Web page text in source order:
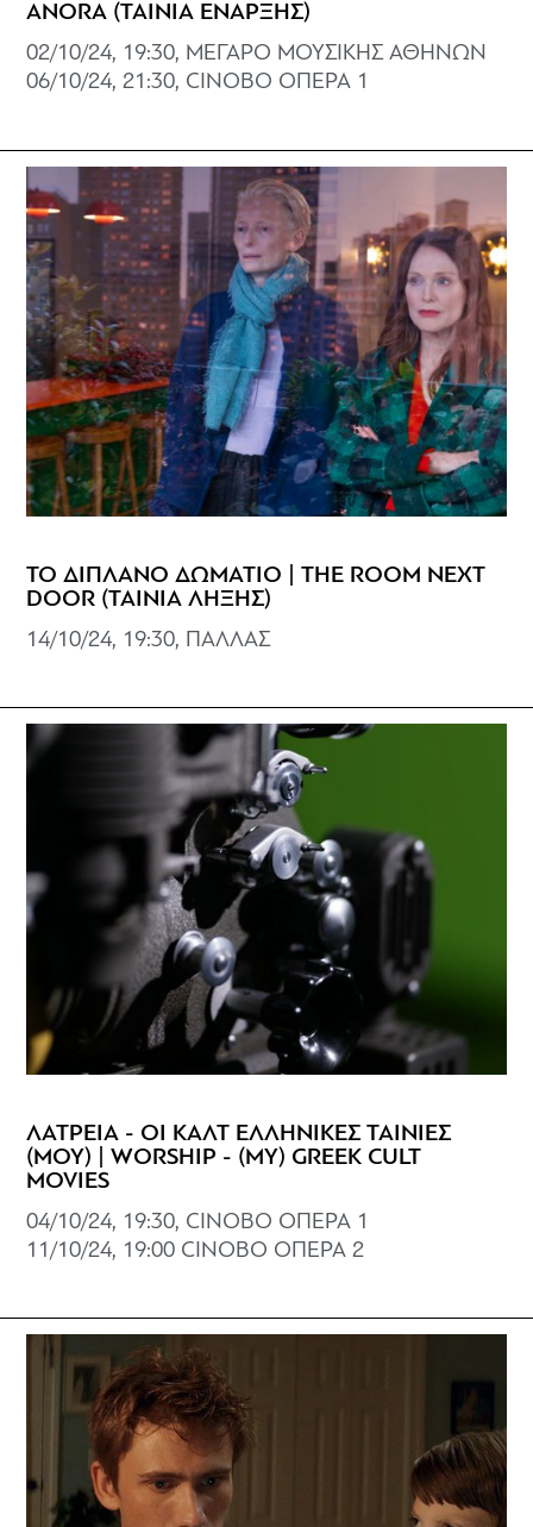
ANORA (ΤΑΙΝΙΑ ΕΝΑΡΞΗΣ)
02/10/24, 19:30, ΜΕΓΑΡΟ ΜΟΥΣΙΚΗΣ ΑΘΗΝΩΝ
06/10/24, 21:30, CINOBO ΟΠΕΡΑ 1
ΤΟ ΔΙΠΛΑΝΟ ΔΩΜΑΤΙΟ | THE ROOM NEXT
DOOR (ΤΑΙΝΙΑ ΛΗΞΗΣ)
14/10/24, 19:30, ΠΑΛΛΑΣ
ΛΑΤΡΕΙΑ - ΟΙ ΚΑΛΤ ΕΛΛΗΝΙΚΕΣ ΤΑΙΝΙΕΣ
(ΜΟΥ) | WORSHIP - (MY) GREEK CULT
MOVIES
04/10/24, 19:30, CINOBO ΟΠΕΡΑ 1
11/10/24, 19:00 CINOBO OΠΕΡΑ 2